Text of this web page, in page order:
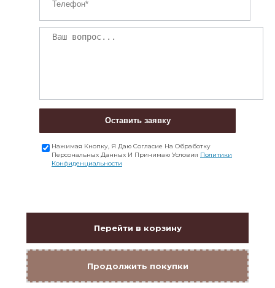
Оставить заявку
Нажимая Кнопку, Я Даю Согласие На Обработку
Персональных Данных И Принимаю Условия Политики
Конфиденциальности
Перейти в корзину
Продолжить покупки